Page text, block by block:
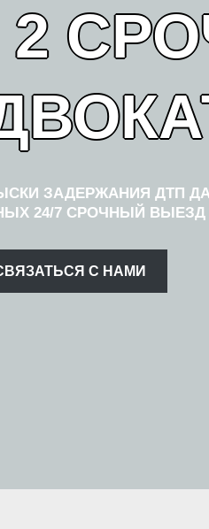
2
ЗАДЕРЖАНИЯ ДТП
24/7 СРОЧНЫЙ ВЫЕЗД
С НАМИ